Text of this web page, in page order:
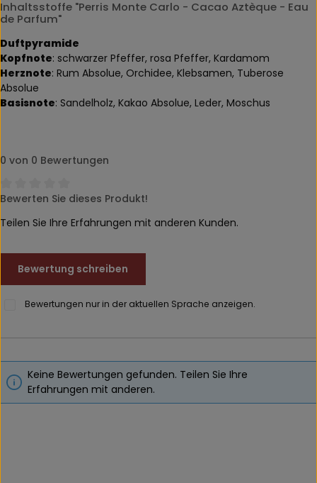
Inhaltsstoffe "Perris Monte Carlo - Cacao Aztèque - Eau
de Parfum"
Duftpyramide
Kopfnote: schwarzer Pfeffer, rosa Pfeffer, Kardamom
Herznote: Rum Absolue, Orchidee, Klebsamen, Tuberose
Absolue
Basisnote: Sandelholz, Kakao Absolue, Leder, Moschus
0 von 0 Bewertungen
Durchschnittliche Bewertung von 0 von 5 Sternen
Bewerten Sie dieses Produkt!
Teilen Sie Ihre Erfahrungen mit anderen Kunden.
Bewertung schreiben
Bewertungen nur in der aktuellen Sprache anzeigen.
Keine Bewertungen gefunden. Teilen Sie Ihre
Erfahrungen mit anderen.